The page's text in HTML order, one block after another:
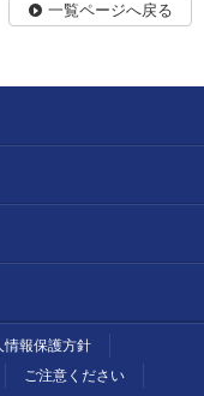
一覧ページへ戻る
情報保護方針
ご注意ください